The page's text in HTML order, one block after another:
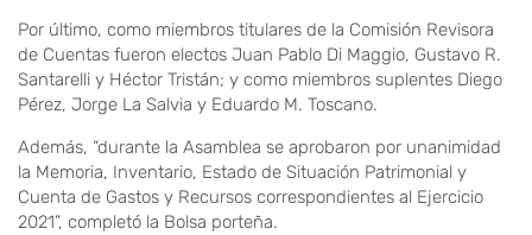
Por último, como miembros titulares de la Comisión Revisora
de Cuentas fueron electos Juan Pablo Di Maggio, Gustavo R.
Santarelli y Héctor Tristán; y como miembros suplentes Diego
Pérez, Jorge La Salvia y Eduardo M. Toscano.
Además, “durante la Asamblea se aprobaron por unanimidad
la Memoria, Inventario, Estado de Situación Patrimonial y
Cuenta de Gastos y Recursos correspondientes al Ejercicio
2021”, completó la Bolsa porteña.